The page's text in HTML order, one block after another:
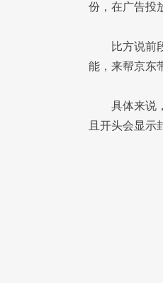
份，在广告投
比方说前
能，来帮京东
具体来说
且开头会显示